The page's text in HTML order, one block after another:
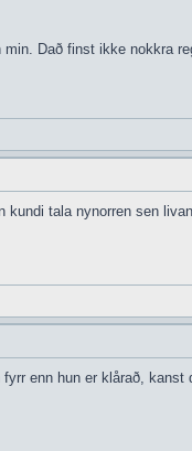
Dað finst ikke
tala nynorren sen
enn hun er klårað,